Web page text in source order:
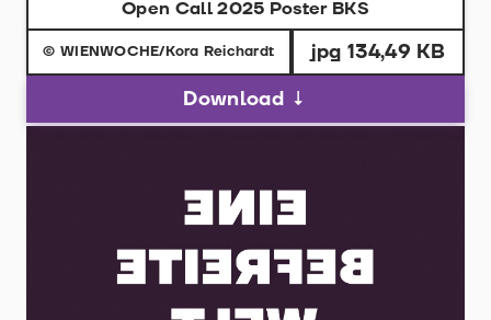
Open Call 2025 Poster BKS
© WIENWOCHE/Kora Reichardt
jpg 134,49 KB
Download